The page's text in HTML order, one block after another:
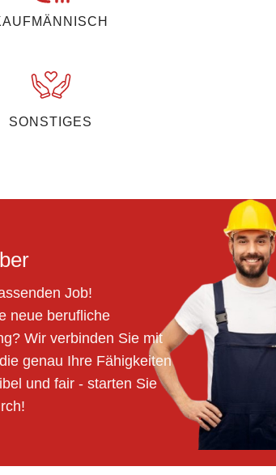
SONSTIGES
Job!
neue berufliche
Wir verbinden Sie mit
genau Ihre Fähigkeiten
und fair - starten Sie